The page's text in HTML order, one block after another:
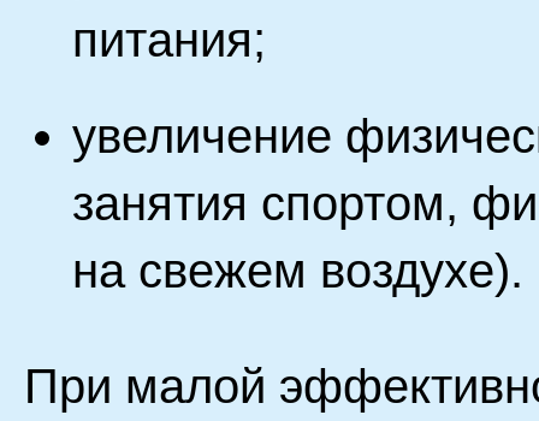
питания;
увеличение
занятия спортом,
на свежем воздухе).
При малой